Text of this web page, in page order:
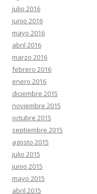
julio 2016
junio 2016
mayo 2016
abril 2016
marzo 2016
febrero 2016
enero 2016
diciembre 2015
noviembre 2015
octubre 2015
septiembre 2015
agosto 2015
julio 2015
junio 2015
mayo 2015
abril 2015